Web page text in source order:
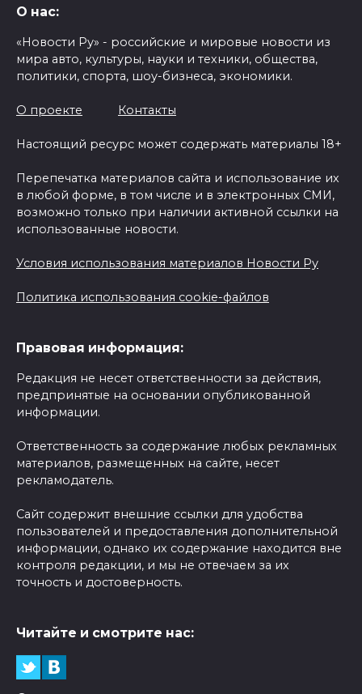
О нас:
«Новости Ру» - российские и мировые новости из
мира авто, культуры, науки и техники, общества,
политики, спорта, шоу-бизнеса, экономики.
О проекте Контакты
Настоящий ресурс может содержать материалы 18+
Перепечатка материалов сайта и использование их
в любой форме, в том числе и в электронных СМИ,
возможно только при наличии активной ссылки на
использованные новости.
Условия использования материалов Новости Ру
Политика использования cookie-файлов
Правовая информация:
Редакция не несет ответственности за действия,
предпринятые на основании опубликованной
информации.
Ответственность за содержание любых рекламных
материалов, размещенных на сайте, несет
рекламодатель.
Сайт содержит внешние ссылки для удобства
пользователей и предоставления дополнительной
информации, однако их содержание находится вне
контроля редакции, и мы не отвечаем за их
точность и достоверность.
Читайте и смотрите нас: